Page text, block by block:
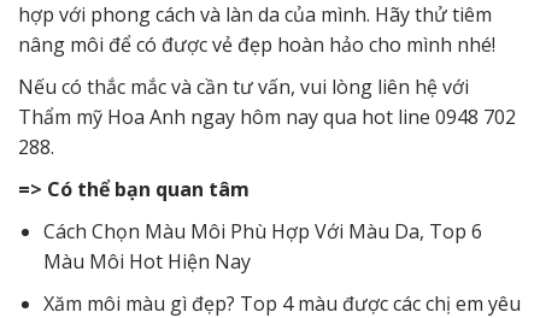
hợp với phong cách và làn da của mình. Hãy thử tiêm
nâng môi để có được vẻ đẹp hoàn hảo cho mình nhé!
Nếu có thắc mắc và cần tư vấn, vui lòng liên hệ với
Thẩm mỹ Hoa Anh ngay hôm nay qua hot line 0948 702
288.
=> Có thể bạn quan tâm
Cách Chọn Màu Môi Phù Hợp Với Màu Da, Top 6
Màu Môi Hot Hiện Nay
Xăm môi màu gì đẹp? Top 4 màu được các chị em yêu